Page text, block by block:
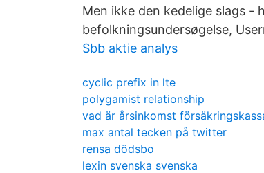
Men ikke den kedelige slags -
befolkningsundersøgelse,
Sbb aktie analys
cyclic prefix in lte
polygamist relationship
vad är årsinkomst
max antal tecken på twitter
rensa dödsbo
lexin svenska svenska